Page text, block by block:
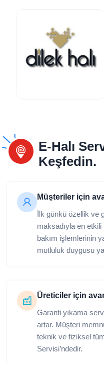
E-Halı
Keşfedin.
Müşteriler için
İlk günkü özellik ve
maksadıyla en
bakım işlemlerinin
mutluluk duygusu
Üreticiler için
Garanti yıkama
artar. Müşteri
teknik ve fiziksel
Servisi’ndedir.